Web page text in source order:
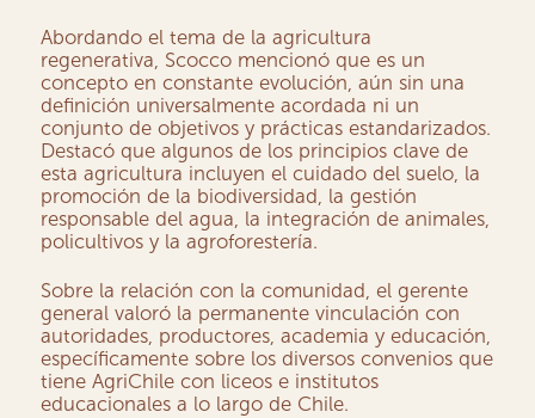
Abordando el tema de la agricultura
regenerativa, Scocco mencionó que es un
concepto en constante evolución, aún sin una
definición universalmente acordada ni un
conjunto de objetivos y prácticas estandarizados.
Destacó que algunos de los principios clave de
esta agricultura incluyen el cuidado del suelo, la
promoción de la biodiversidad, la gestión
responsable del agua, la integración de animales,
policultivos y la agroforestería.
Sobre la relación con la comunidad, el gerente
general valoró la permanente vinculación con
autoridades, productores, academia y educación,
específicamente sobre los diversos convenios que
tiene AgriChile con liceos e institutos
educacionales a lo largo de Chile.